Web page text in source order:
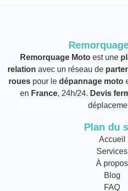
Remorquage Moto est une
relation avec un réseau de
roues pour le dépannage moto
en France, 24h/24. Devis
Plan du
Accueil
Services
À propos
Blog
FAQ